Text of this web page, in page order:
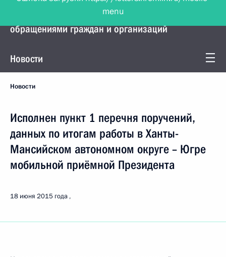
Управление Президента по работе с
обращениями граждан и организаций
Новости
Новости
Исполнен пункт 1 перечня поручений,
данных по итогам работы в Ханты-
Мансийском автономном округе – Югре
мобильной приёмной Президента
18 июня 2015 года
menu